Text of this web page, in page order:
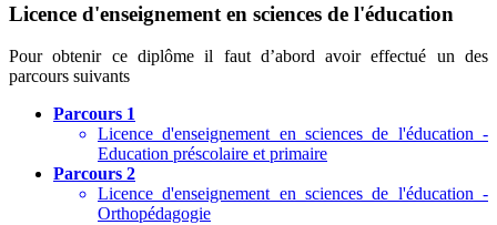
Licence d'enseignement en sciences de l'éducation
Pour obtenir ce diplôme il faut d’abord avoir effectué un des
parcours suivants
Parcours 1
Licence d'enseignement en sciences de l'éducation -
Education préscolaire et primaire
Parcours 2
Licence d'enseignement en sciences de l'éducation -
Orthopédagogie